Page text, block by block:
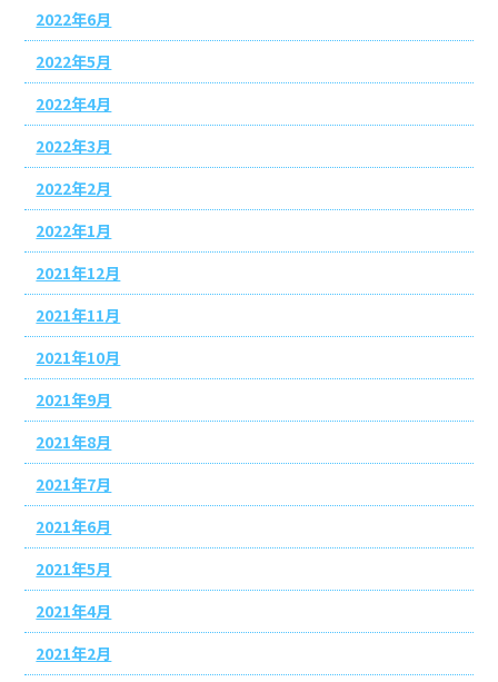
2022年6月
2022年5月
2022年4月
2022年3月
2022年2月
2022年1月
2021年12月
2021年11月
2021年10月
2021年9月
2021年8月
2021年7月
2021年6月
2021年5月
2021年4月
2021年2月